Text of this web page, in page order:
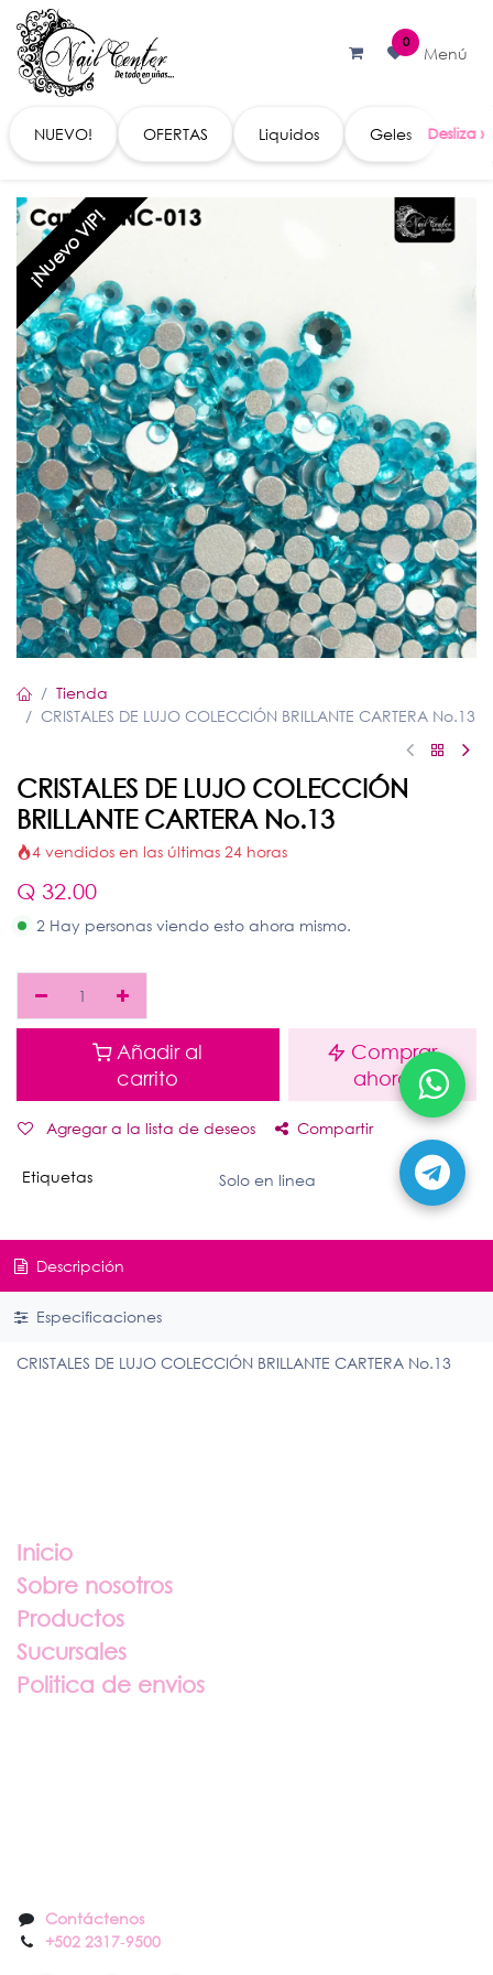
Ir al contenido
0
Menú
NUEVO! OFERTAS Liquidos Geles
¡Nuevo VIP!
Tienda
CRISTALES DE LUJO COLECCIÓN BRILLANTE CARTERA No.13
CRISTALES DE LUJO COLECCIÓN
BRILLANTE CARTERA No.13
4 vendidos en las últimas 24 horas
Q 32.00
2 Hay personas viendo esto ahora mismo.
Añadir al
carrito
Comprar
ahora
Agregar a la lista de deseos Compartir
Etiquetas Solo en linea
Descripción
Especificaciones
CRISTALES DE LUJO COLECCIÓN BRILLANTE CARTERA No.13
Inicio
Sobre nosotros
Productos
Sucursales
Politica de envios
Contáctenos
+502 2317-9500